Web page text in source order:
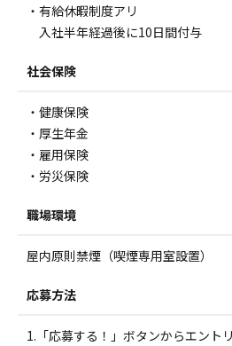
・有給休暇制度アリ
入社半年経過後に10日間付与
社会保険
・健康保険
・厚生年金
・雇用保険
・労災保険
職場環境
屋内原則禁煙（喫煙専用室設置）
応募方法
1.「応募する！」ボタンからエント